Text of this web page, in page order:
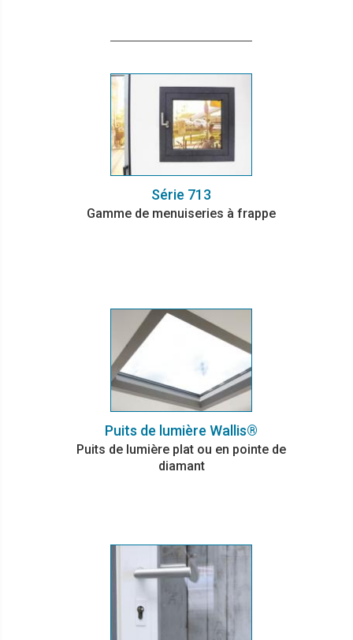
Série 713
Gamme de menuiseries à frappe
Puits de lumière Wallis®
Puits de lumière plat ou en pointe de
diamant